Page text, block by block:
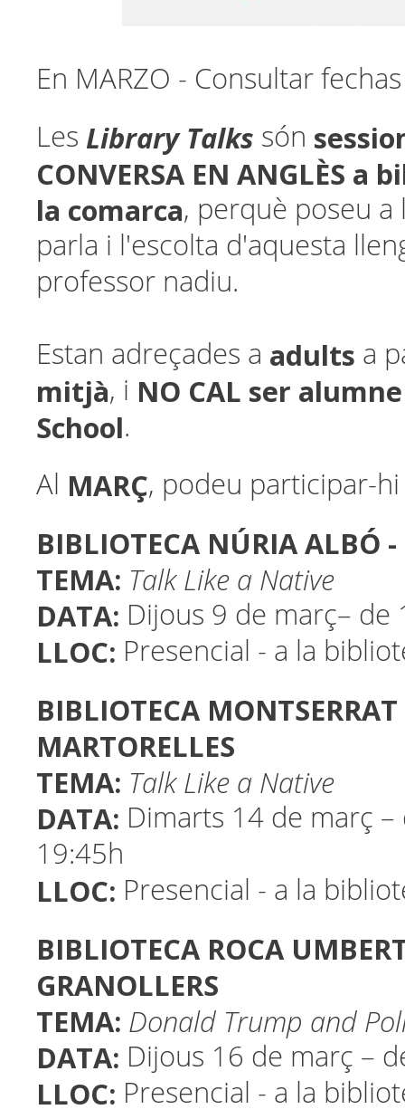
En MARZO - Consultar
Les Library Talks són
CONVERSA EN ANGLÈS a
la comarca, perquè poseu a
parla i l'escolta d'aquesta
professor nadiu.
Estan adreçades a adults a
mitjà, i NO CAL ser
School.
Al MARÇ, podeu participar-hi
BIBLIOTECA NÚRIA ALBÓ -
TEMA: Talk Like a Native
DATA: Dijous 9 de març– de
LLOC: Presencial - a la
BIBLIOTECA
MARTORELLES
TEMA: Talk Like a Native
DATA: Dimarts 14 de març –
19:45h
LLOC: Presencial - a la
BIBLIOTECA ROCA
GRANOLLERS
TEMA: Donald Trump and
DATA: Dijous 16 de març –
LLOC: Presencial - a la